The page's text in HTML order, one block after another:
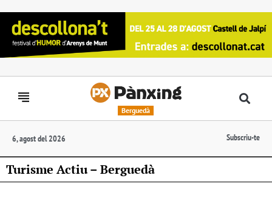
Berguedà
6, agost del 2026 Subscriu-te
Turisme Actiu – Berguedà